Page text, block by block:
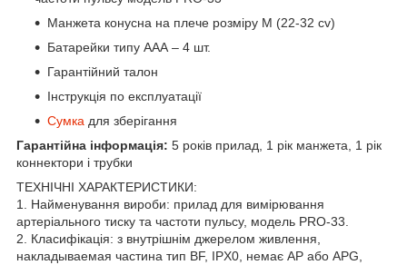
Манжета конусна на плече розміру М (22-32 cv)
Батарейки типу ААА – 4 шт.
Гарантійний талон
Інструкція по експлуатації
Сумка для зберігання
Гарантійна інформація: 5 років прилад, 1 рік манжета, 1 рік
коннектори і трубки
ТЕХНІЧНІ ХАРАКТЕРИСТИКИ:
1. Найменування вироби: прилад для вимірювання
артеріального тиску та частоти пульсу, модель PRO-33.
2. Класифікація: з внутрішнім джерелом живлення,
накладываемая частина тип BF, IPX0, немає AP або APG,